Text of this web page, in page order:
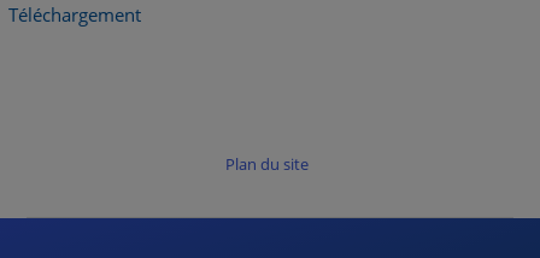
Téléchargement
Plan du site